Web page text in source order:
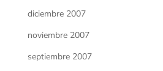
diciembre 2007
noviembre 2007
septiembre 2007